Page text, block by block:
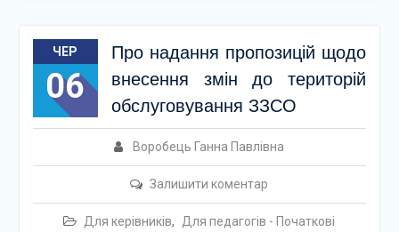
ЧЕР
06
Про надання пропозицій щодо
внесення змін до територій
обслуговування ЗЗСО
Воробець Ганна Павлівна
Залишити коментар
Для керівників,
Для педагогів - Початкові